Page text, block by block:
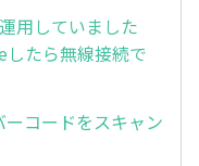
用していました
たら無線接続で
コードをスキャン